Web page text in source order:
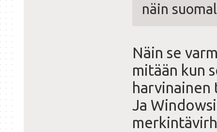
näin
Näin se
mitään kun
harvinainen
Ja